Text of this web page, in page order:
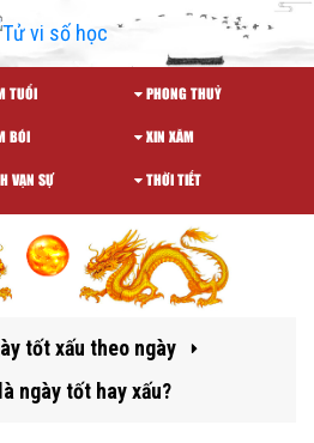
TUỔI PHONG THUỶ
BÓI XIN XĂM
VẠN SỰ THỜI TIẾT
tốt xấu theo ngày
ngày tốt hay xấu?